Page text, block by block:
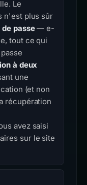
Le
n'est plus sûr
passe— e-
tout ce qui
à deux
une
(et non
récupération
avez saisi
sur le site